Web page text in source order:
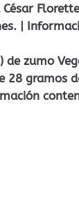
|
de zumo
28 gramos